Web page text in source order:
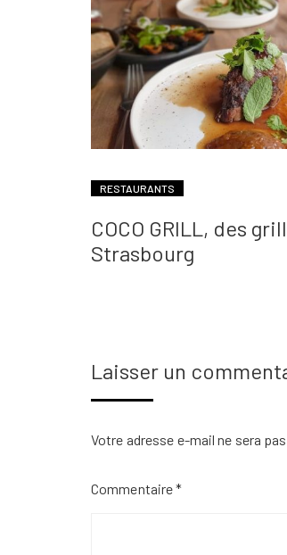
RESTAURANTS
COCO GRILL, des
Strasbourg
Laisser un
Votre adresse e-mail ne sera
Commentaire*